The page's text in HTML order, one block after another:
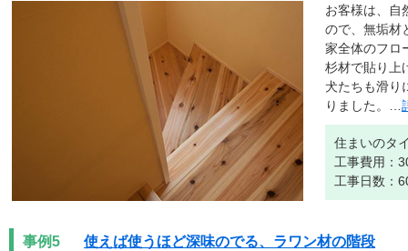
お客様は、自
ので、無垢材
家全体のフロ
杉材で貼り上
犬たちも滑り
りました。…
住まいのタ
工事費用：
工事日数：
事例5 使えば使うほど深味のでる、ラワン材の階段